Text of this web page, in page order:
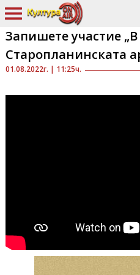
01.08.2022г. | 11:25ч.
Запишете участие „В
Старопланинската